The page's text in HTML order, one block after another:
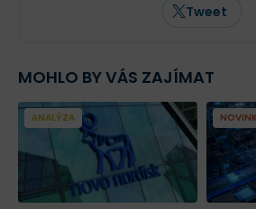
Tweet
MOHLO BY VÁS ZAJÍMAT
ANALÝZA